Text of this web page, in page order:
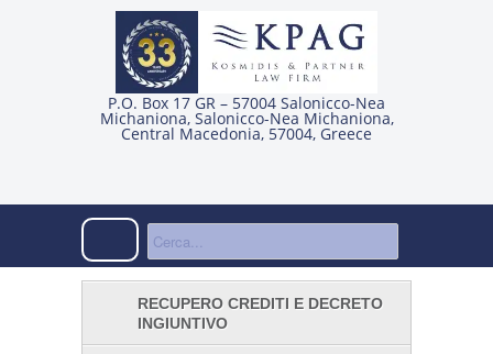
P.O. Box 17 GR – 57004 Salonicco-Nea
Michaniona, Salonicco-Nea Michaniona,
Central Macedonia, 57004, Greece
RECUPERO CREDITI E DECRETO
INGIUNTIVO